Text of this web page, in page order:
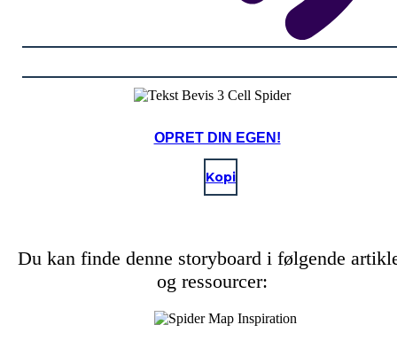
OPRET DIN EGEN!
Kopi
Du kan finde denne storyboard i følgende
og ressourcer: